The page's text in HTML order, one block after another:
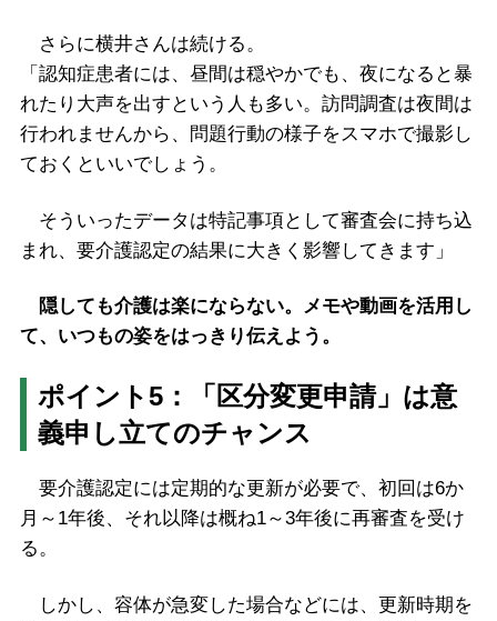
さらに横井さんは続ける。
「認知症患者には、昼間は穏やかでも、夜になると暴
れたり大声を出すという人も多い。訪問調査は夜間は
行われませんから、問題行動の様子をスマホで撮影し
ておくといいでしょう。
そういったデータは特記事項として審査会に持ち込
まれ、要介護認定の結果に大きく影響してきます」
隠しても介護は楽にならない。メモや動画を活用し
て、いつもの姿をはっきり伝えよう。
ポイント5：「区分変更申請」は意
義申し立てのチャンス
要介護認定には定期的な更新が必要で、初回は6か
月～1年後、それ以降は概ね1～3年後に再審査を受け
る。
しかし、容体が急変した場合などには、更新時期を